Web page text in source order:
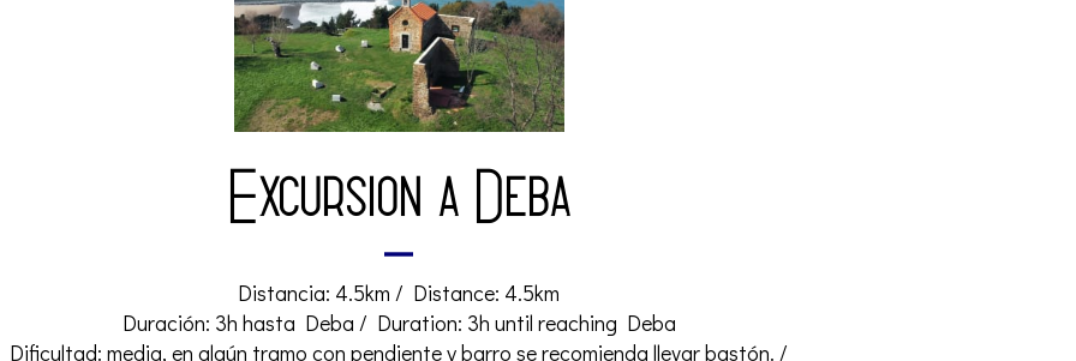
Excursion a Deba
Distancia: 4.5km / Distance: 4.5km
Duración: 3h hasta Deba / Duration: 3h until reaching Deba
Dificultad: media, en algún tramo con pendiente y barro se recomienda llevar bastón. /